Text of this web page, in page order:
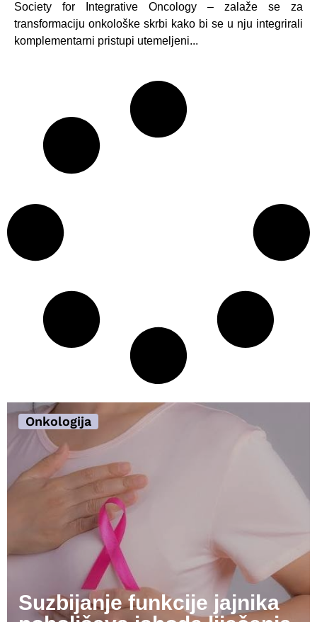
Society for Integrative Oncology – zalaže se za
transformaciju onkološke skrbi kako bi se u nju integrirali
komplementarni pristupi utemeljeni...
Onkologija
Suzbijanje funkcije jajnika